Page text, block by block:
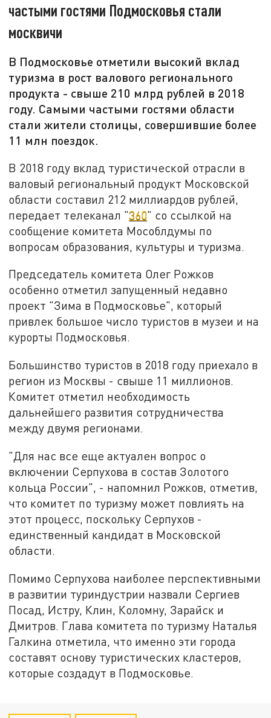
частыми гостями Подмосковья стали
москвичи
В Подмосковье отметили высокий вклад
туризма в рост валового регионального
продукта - свыше 210 млрд рублей в 2018
году. Самыми частыми гостями области
стали жители столицы, совершившие более
11 млн поездок.
В 2018 году вклад туристической отрасли в
валовый региональный продукт Московской
области составил 212 миллиардов рублей,
передает телеканал "360" со ссылкой на
сообщение комитета Мособлдумы по
вопросам образования, культуры и туризма.
Председатель комитета Олег Рожков
особенно отметил запущенный недавно
проект "Зима в Подмосковье", который
привлек большое число туристов в музеи и на
курорты Подмосковья.
Большинство туристов в 2018 году приехало в
регион из Москвы - свыше 11 миллионов.
Комитет отметил необходимость
дальнейшего развития сотрудничества
между двумя регионами.
"Для нас все еще актуален вопрос о
включении Серпухова в состав Золотого
кольца России", - напомнил Рожков, отметив,
что комитет по туризму может повлиять на
этот процесс, поскольку Серпухов -
единственный кандидат в Московской
области.
Помимо Серпухова наиболее перспективными
в развитии туриндустрии назвали Сергиев
Посад, Истру, Клин, Коломну, Зарайск и
Дмитров. Глава комитета по туризму Наталья
Галкина отметила, что именно эти города
составят основу туристических кластеров,
которые создадут в Подмосковье.